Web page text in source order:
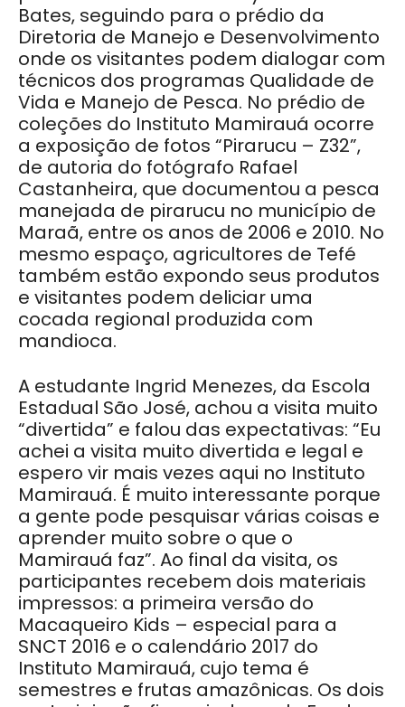
Bates, seguindo para o prédio da
Diretoria de Manejo e Desenvolvimento
onde os visitantes podem dialogar com
técnicos dos programas Qualidade de
Vida e Manejo de Pesca. No prédio de
coleções do Instituto Mamirauá ocorre
a exposição de fotos “Pirarucu – Z32”,
de autoria do fotógrafo Rafael
Castanheira, que documentou a pesca
manejada de pirarucu no município de
Maraã, entre os anos de 2006 e 2010. No
mesmo espaço, agricultores de Tefé
também estão expondo seus produtos
e visitantes podem deliciar uma
cocada regional produzida com
mandioca.
A estudante Ingrid Menezes, da Escola
Estadual São José, achou a visita muito
“divertida” e falou das expectativas: “Eu
achei a visita muito divertida e legal e
espero vir mais vezes aqui no Instituto
Mamirauá. É muito interessante porque
a gente pode pesquisar várias coisas e
aprender muito sobre o que o
Mamirauá faz”. Ao final da visita, os
participantes recebem dois materiais
impressos: a primeira versão do
Macaqueiro Kids – especial para a
SNCT 2016 e o calendário 2017 do
Instituto Mamirauá, cujo tema é
semestres e frutas amazônicas. Os dois